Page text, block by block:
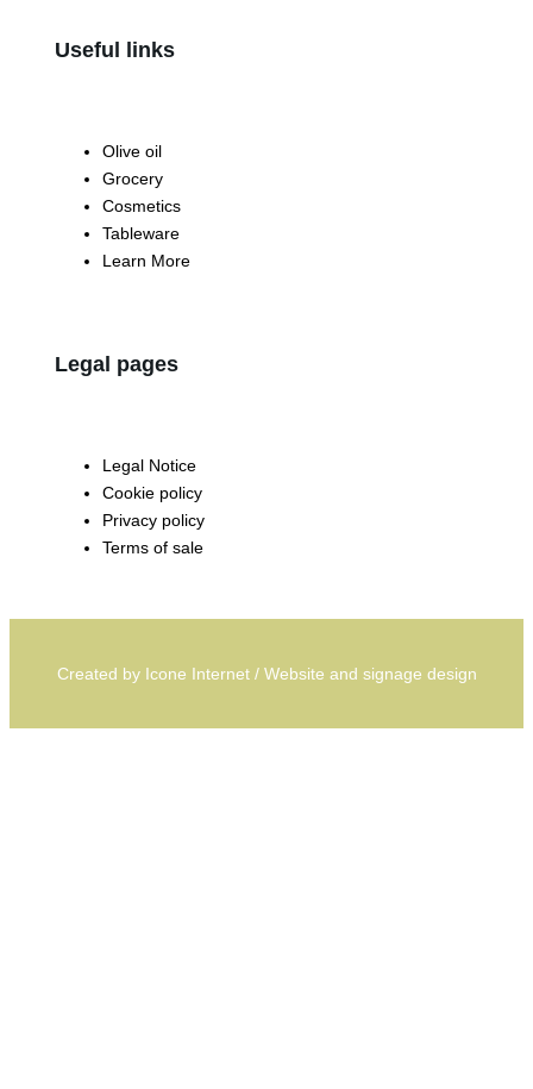
Useful links
Olive oil
Grocery
Cosmetics
Tableware
Learn More
Legal pages
Legal Notice
Cookie policy
Privacy policy
Terms of sale
Created by Icone Internet/ Website and signage design